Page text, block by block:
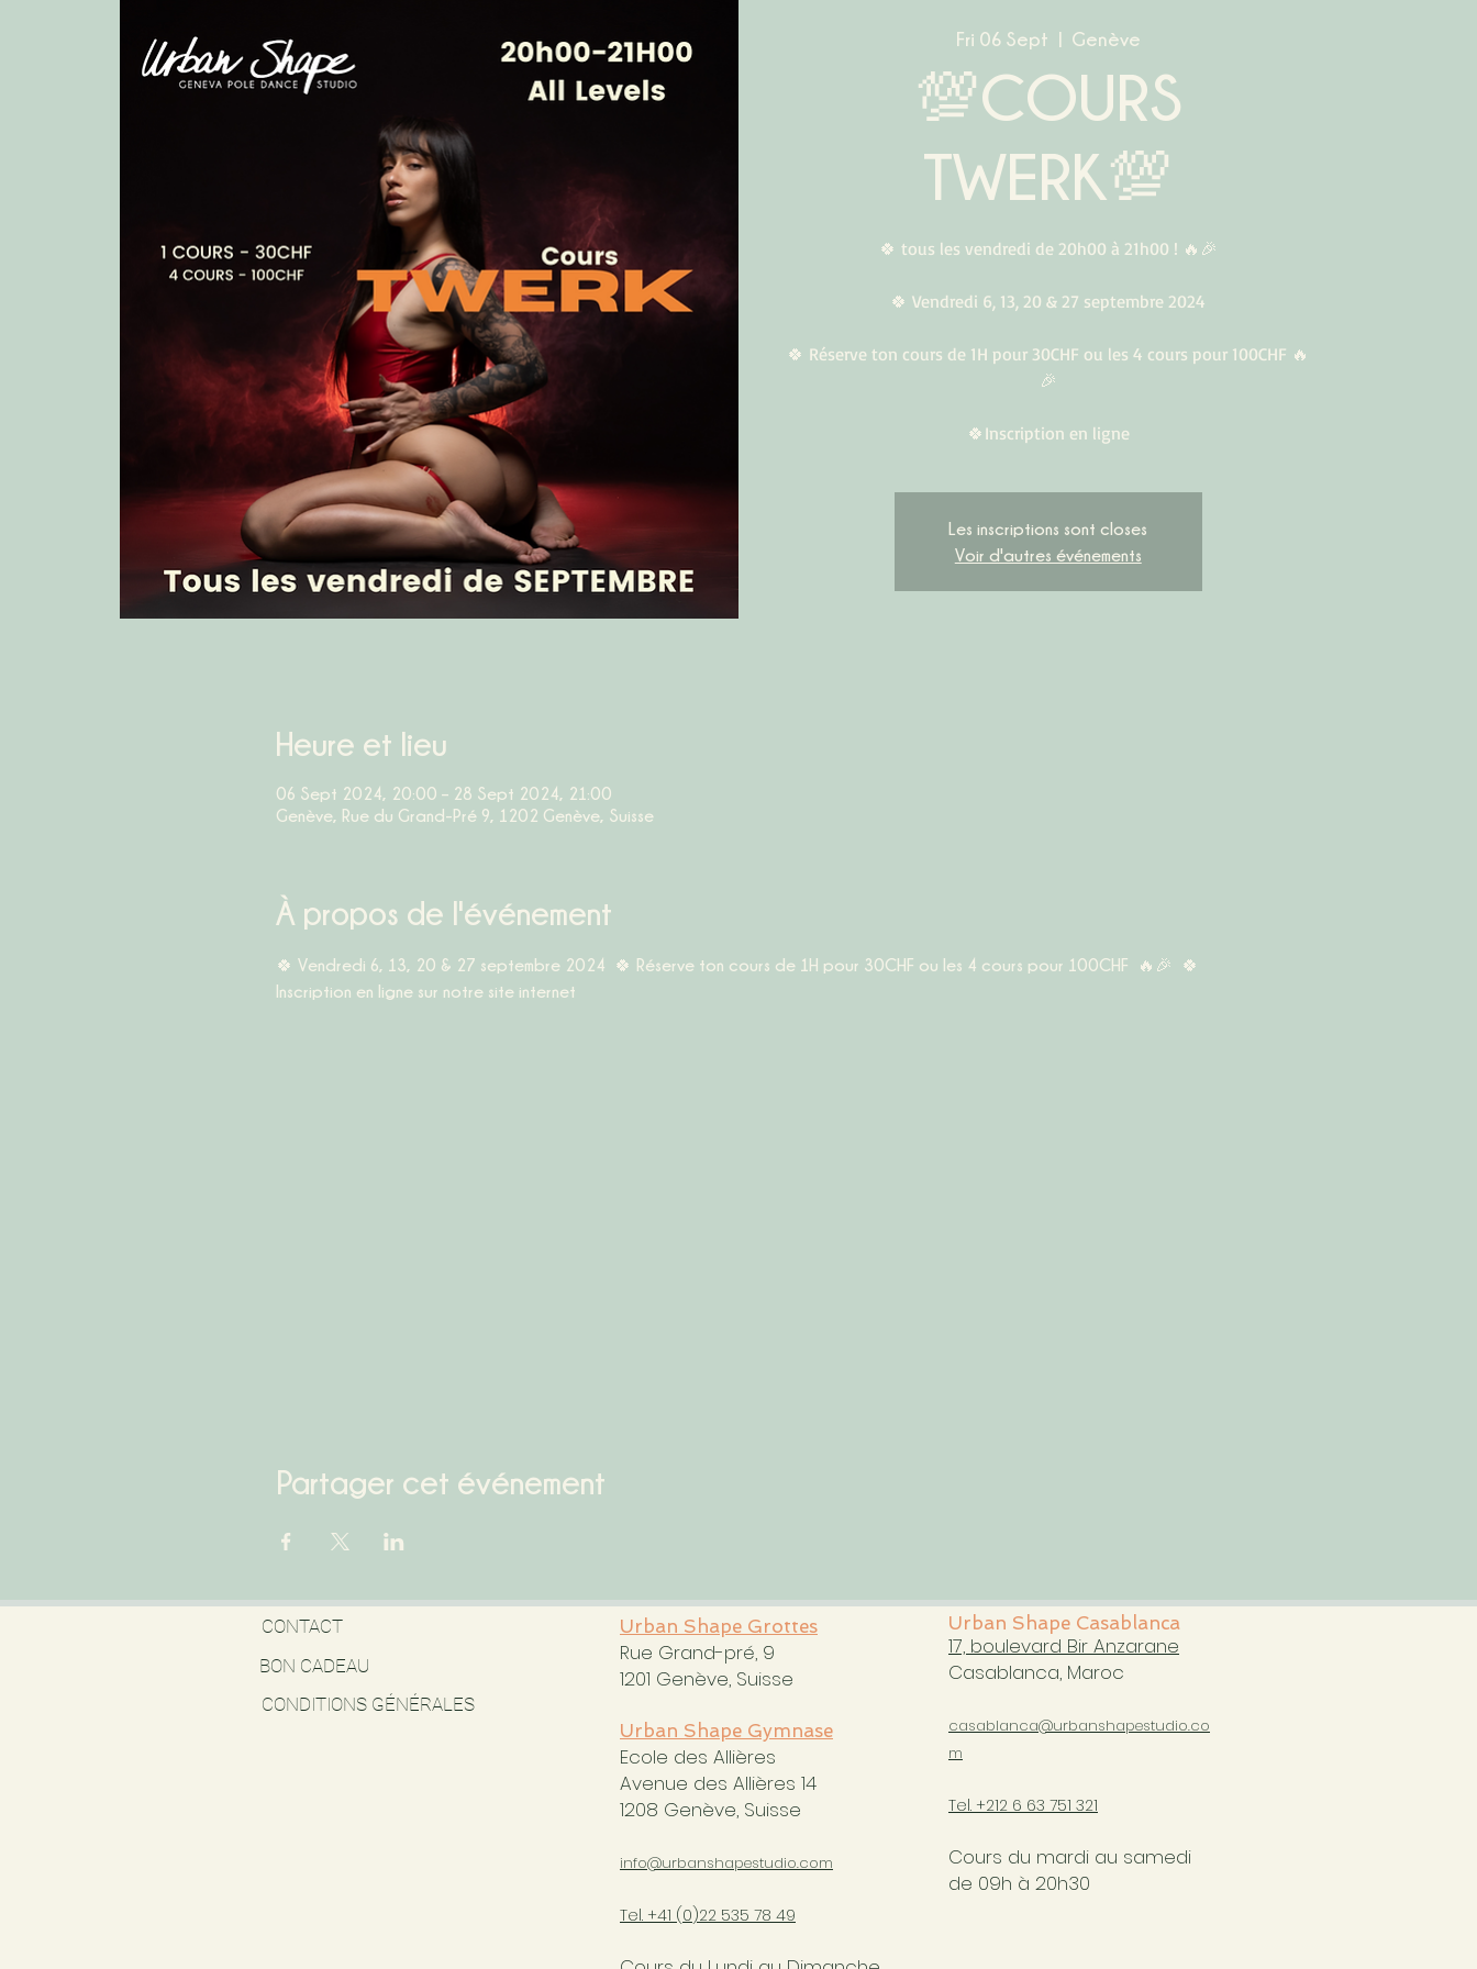
Fri 06 Sept
  |
Genève
💯COURS
TWERK💯
🍀 tous les vendredi de 20h00 à 21h00 ! 🔥🎉
🍀 Vendredi 6, 13, 20 & 27 septembre 2024
🍀 Réserve ton cours de 1H pour 30CHF ou les 4 cours pour 100CHF 🔥
🎉
🍀Inscription en ligne
Les inscriptions sont closes
Voir d'autres événements
Heure et lieu
06 Sept 2024, 20:00 – 28 Sept 2024, 21:00
Genève, Rue du Grand-Pré 9, 1202 Genève, Suisse
À propos de l'événement
🍀 Vendredi 6, 13, 20 & 27 septembre 2024  🍀 Réserve ton cours de 1H pour 30CHF ou les 4 cours pour 100CHF  🔥🎉  🍀
Inscription en ligne sur notre site internet
Partager cet événement
CONTACT
BON CADEAU
CONDITIONS GÉNÉRALES
Urban Shape Grottes
Rue Grand-pré, 9
1201 Genève, Suisse
Urban Shape Gymnase
Ecole des Allières
Avenue des Allières 14
1208 Genève, Suisse
info@urbanshapestudio.com
Tel. +41 (0)22 535 78 49
Urban Shape Casablanca
17, boulevard Bir Anzarane
Casablanca, Maroc
casablanca@urbanshapestudio.co
m
Tel. +212 6 63 751 321
Cours du mardi au samedi
de 09h à 20h30